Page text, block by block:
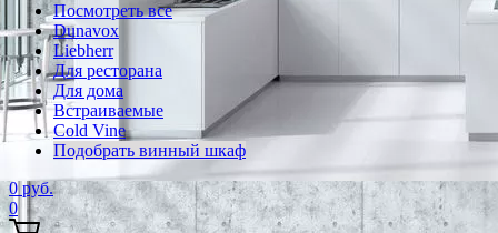
Посмотреть все
Dunavox
Liebherr
Для ресторана
Для дома
Встраиваемые
Cold Vine
Подобрать винный шкаф
0 руб.
0